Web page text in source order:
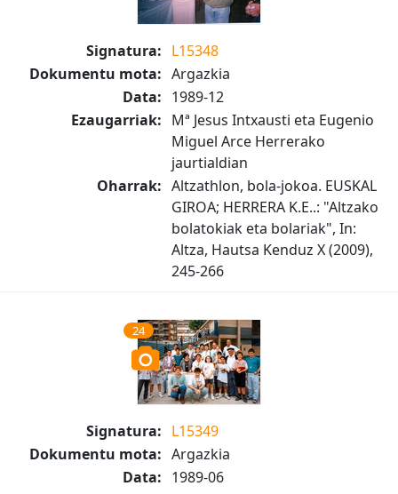
Signatura: L15348
Dokumentu mota: Argazkia
Data: 1989-12
Ezaugarriak: Mª Jesus Intxausti eta Eugenio
Miguel Arce Herrerako
jaurtialdian
Oharrak: Altzathlon, bola-jokoa. EUSKAL
GIROA; HERRERA K.E..: "Altzako
bolatokiak eta bolariak", In:
Altza, Hautsa Kenduz X (2009),
245-266
24
Signatura: L15349
Dokumentu mota: Argazkia
Data: 1989-06